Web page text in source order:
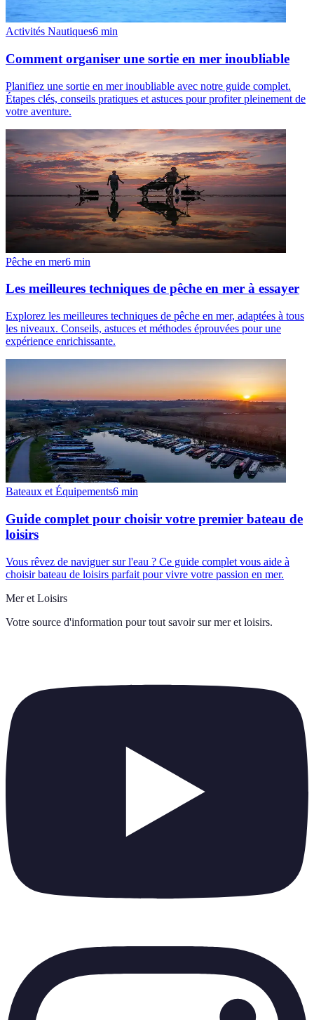
Activités Nautiques6 min
Comment organiser une sortie en mer inoubliable
Planifiez une sortie en mer inoubliable avec notre guide complet.
Étapes clés, conseils pratiques et astuces pour profiter pleinement de
votre aventure.
Pêche en mer6 min
Les meilleures techniques de pêche en mer à essayer
Explorez les meilleures techniques de pêche en mer, adaptées à tous
les niveaux. Conseils, astuces et méthodes éprouvées pour une
expérience enrichissante.
Bateaux et Équipements6 min
Guide complet pour choisir votre premier bateau de
loisirs
Vous rêvez de naviguer sur l'eau ? Ce guide complet vous aide à
choisir bateau de loisirs parfait pour vivre votre passion en mer.
Mer et Loisirs
Votre source d'information pour tout savoir sur mer et loisirs.